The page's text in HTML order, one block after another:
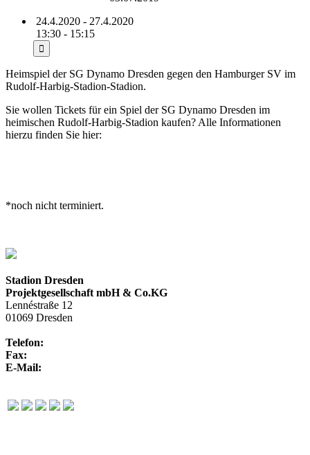
24.4.2020 - 27.4.2020
13:30 - 15:15
Heimspiel der SG Dynamo Dresden gegen den Hamburger SV im
Rudolf-Harbig-Stadion-Stadion.
Sie wollen Tickets für ein Spiel der SG Dynamo Dresden im
heimischen Rudolf-Harbig-Stadion kaufen? Alle Informationen
hierzu finden Sie hier:
*noch nicht terminiert.
Stadion Dresden
Projektgesellschaft mbH & Co.KG
Lennéstraße 12
01069 Dresden
Telefon:
Fax:
E-Mail: